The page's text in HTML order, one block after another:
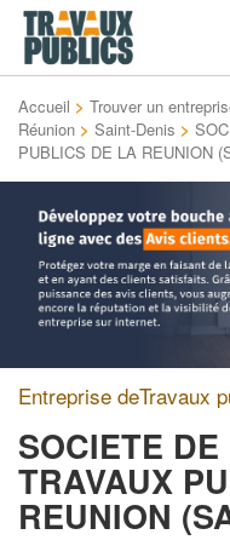
Accueil > Trouver un
Réunion > Saint-Denis >
PUBLICS DE LA REUNION
Entreprise deTravaux
SOCIETE
TRAVAUX
REUNION